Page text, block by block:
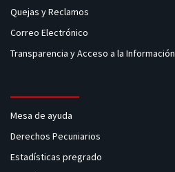
Quejas y Reclamos
Correo Electrónico
Transparencia y Acceso a la Información
Mesa de ayuda
Derechos Pecuniarios
Estadísticas pregrado